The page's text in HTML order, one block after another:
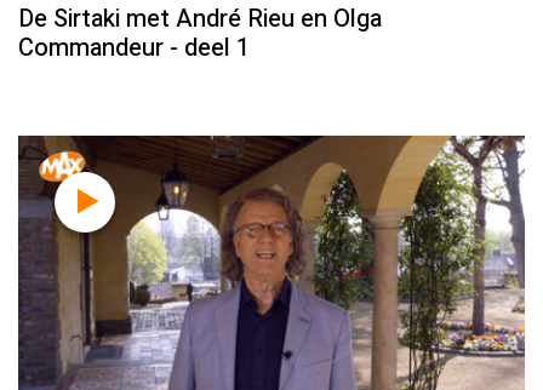
De Sirtaki met André Rieu en Olga
Commandeur - deel 1